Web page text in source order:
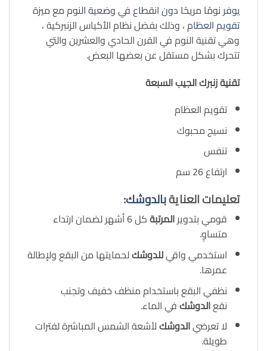
يوفر نومًا مريحًا دون انقطاع في وضعية النوم مع ميزة
تقويم العظام، وذلك بفضل نظام الأكياس الزنبركية ،
وهي تقنية النوم في القرن الحادي والعشرين والتي
تتحرك بشكل مستقل عن بعضها البعض.
تقنية زنبرك الجيب السبعة
تقويم العظام
نسيج محبوك
تنفس
ارتفاع 26 سم
تعليمات العنايةبالدوشك:
قومي بتدويرالمرتبة
كل 6 أشهر لضمان ارتداء
متساوٍ.
استخدمي واقيللدوشكلحمايتها من البقع ولإطالة
عمرها.
نظفي البقع باستخدام منظف خفيف وتجنب
نقعالدوشكفي الماء.
لا تعرضيالدوشكلأشعة الشمس المباشرة لفترات
طويلة.